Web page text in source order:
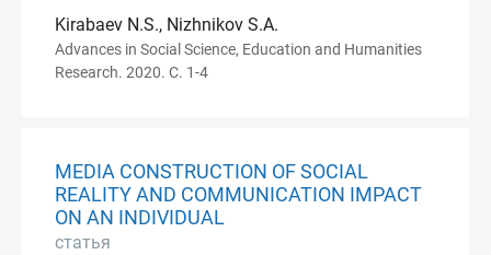
Kirabaev N.S., Nizhnikov S.A.
Advances in Social Science, Education and Humanities
Research. 2020. С. 1-4
MEDIA CONSTRUCTION OF SOCIAL
REALITY AND COMMUNICATION IMPACT
ON AN INDIVIDUAL
статья